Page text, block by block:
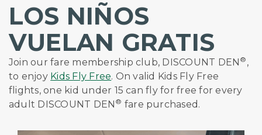
LOS NIÑOS
VUELAN GRATIS
Join our fare membership club, DISCOUNT DEN ® ,
to enjoy Kids Fly Free. On valid Kids Fly Free
flights, one kid under 15 can fly for free for every
adult DISCOUNT DEN ® fare purchased.